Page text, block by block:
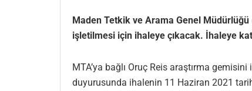
Maden Tetkik ve Arama Genel Müdürlüğü
işletilmesi için ihaleye çıkacak. İhaleye
MTA’ya bağlı Oruç Reis araştırma
duyurusunda ihalenin 11 Haziran 2021